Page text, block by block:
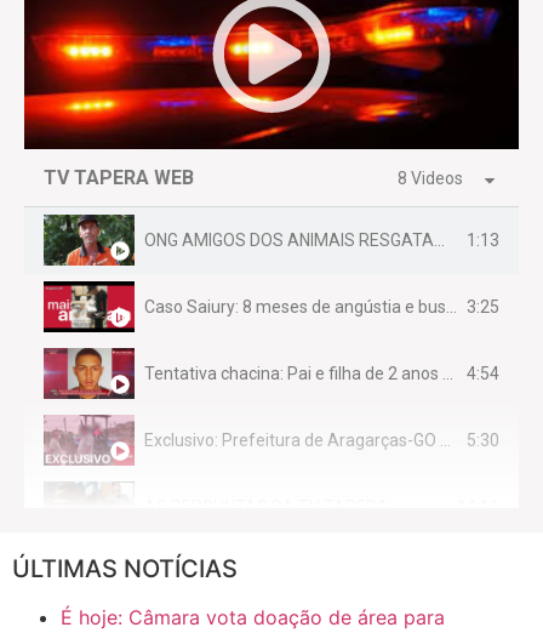
TV TAPERA WEB 8 Videos
ONG AMIGOS DOS ANIMAIS RESGATAM EMA FERIDA NA BR 070 1:13
Caso Saiury: 8 meses de angústia e busca por justiça 3:25
Tentativa chacina: Pai e filha de 2 anos assassinados em casa enquanto dormiam 4:54
Exclusivo: Prefeitura de Aragarças-GO sob suspeita de desviar maquinário público para uso privado. 5:30
CASO SAIURY - SEM CORTES
ÚLTIMAS NOTÍCIAS
É hoje: Câmara vota doação de área para